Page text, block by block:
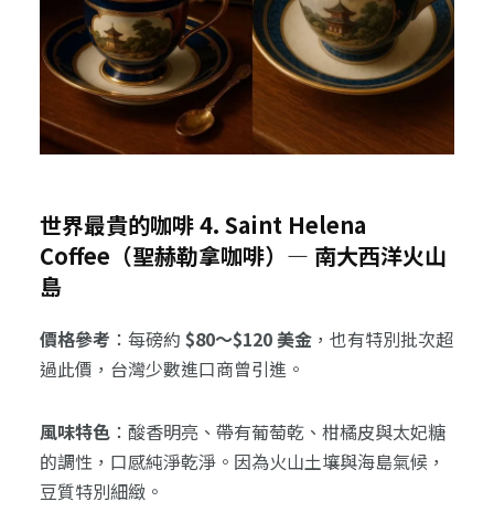
世界最貴的咖啡 4. Saint Helena
Coffee（聖赫勒拿咖啡）— 南大西洋火山
島
價格參考 ：每磅約 $80～$120 美金，也有特別批次超
過此價，台灣少數進口商曾引進。
風味特色：酸香明亮、帶有葡萄乾、柑橘皮與太妃糖
的調性，口感純淨乾淨。因為火山土壤與海島氣候，
豆質特別細緻。